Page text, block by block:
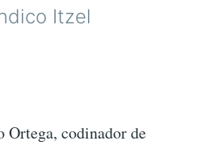
Itzel
Ortega, codinador de